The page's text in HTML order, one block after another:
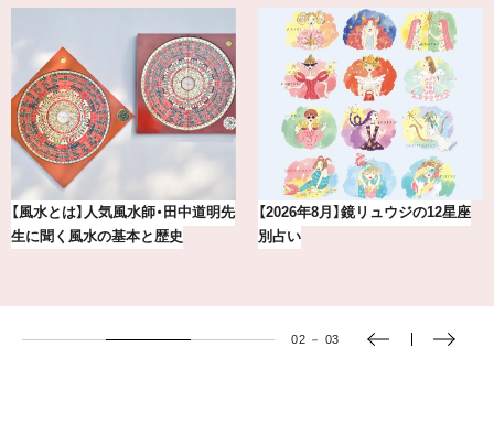
賢者たちに聞いてみた！ 嫉妬と上
手くつきあうコツとは？
冷凍宅配食【nosh-ナッシュ】で叶
える、がんばる私の「がん…
02 － 03